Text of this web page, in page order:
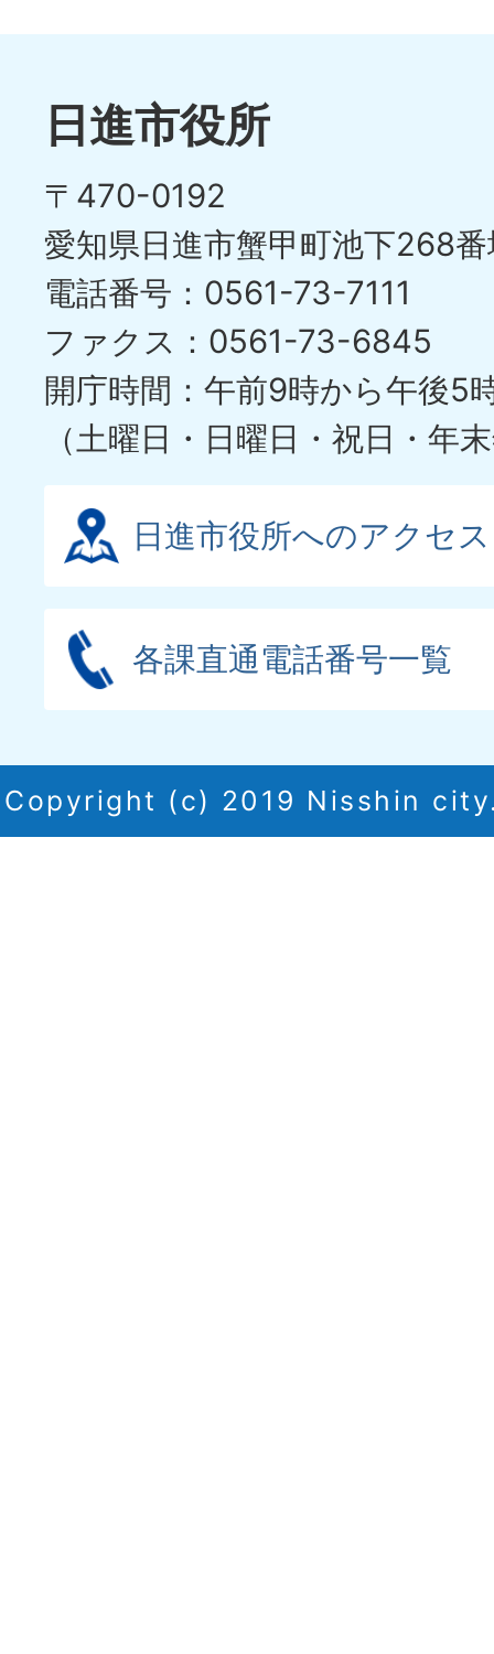
日進市役所
〒470-0192
愛知県日進市蟹甲町池下268
電話番号：0561-73-7111
ファクス：0561-73-6845
開庁時間：午前9時から午後5
（土曜日・日曜日・祝日・年
日進市役所へのアクセス
各課直通電話番号一覧
Copyright (c) 2019 Nisshin